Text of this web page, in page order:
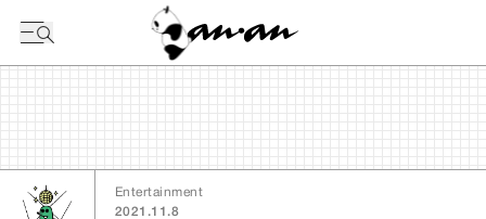
Entertainment
2021.11.8